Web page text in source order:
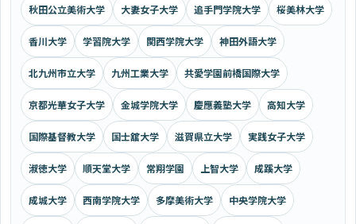
秋田公立美術大学 大妻女子大学 追手門学院大学 桜美林大学
香川大学 学習院大学 関西学院大学 神田外語大学
北九州市立大学 九州工業大学 共愛学園前橋国際大学
京都光華女子大学 金城学院大学 慶應義塾大学 高知大学
国際基督教大学 国士舘大学 滋賀県立大学 実践女子大学
淑徳大学 順天堂大学 常翔学園 上智大学 成蹊大学
成城大学 西南学院大学 多摩美術大学 中央学院大学